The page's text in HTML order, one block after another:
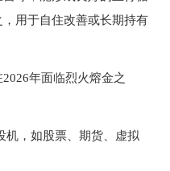
用于自住改善或长期持有
年面临烈火熔金之
机，如股票、期货、虚拟